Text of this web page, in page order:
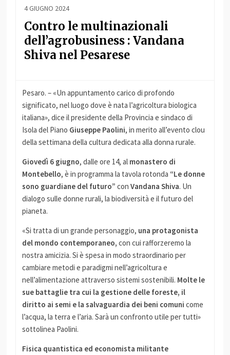
4 GIUGNO 2024
Contro le multinazionali
dell’agrobusiness : Vandana
Shiva nel Pesarese
Pesaro. – «Un appuntamento carico di profondo
significato, nel luogo dove è nata l’agricoltura biologica
italiana», dice il presidente della Provincia e sindaco di
Isola del Piano Giuseppe Paolini, in merito all’evento clou
della settimana della cultura dedicata alla donna rurale.
Giovedì 6 giugno, dalle ore 14, al monastero di
Montebello, è in programma la tavola rotonda “Le donne
sono guardiane del futuro” con Vandana Shiva. Un
dialogo sulle donne rurali, la biodiversità e il futuro del
pianeta.
«Si tratta di un grande personaggio, una protagonista
del mondo contemporaneo, con cui rafforzeremo la
nostra amicizia. Si è spesa in modo straordinario per
cambiare metodi e paradigmi nell’agricoltura e
nell’alimentazione attraverso sistemi sostenibili. Molte le
sue battaglie tra cui la gestione delle foreste, il
diritto ai semi e la salvaguardia dei beni comuni come
l’acqua, la terra e l’aria. Sarà un confronto utile per tutti»
sottolinea Paolini.
Fisica quantistica ed economista militante